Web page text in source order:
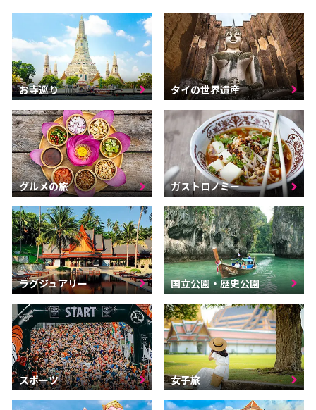
お寺巡り タイの世界遺産
グルメの旅 ガストロノミー
ラグジュアリー 国立公園・歴史公園
スポーツ 女子旅